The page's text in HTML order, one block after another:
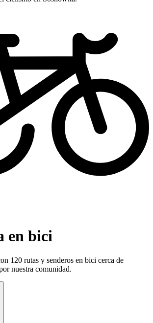
en bici
120 rutas y senderos en bici cerca de
nuestra comunidad.